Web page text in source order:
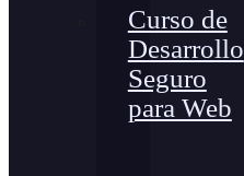
Curso de
Desarrollo
Seguro
para Web